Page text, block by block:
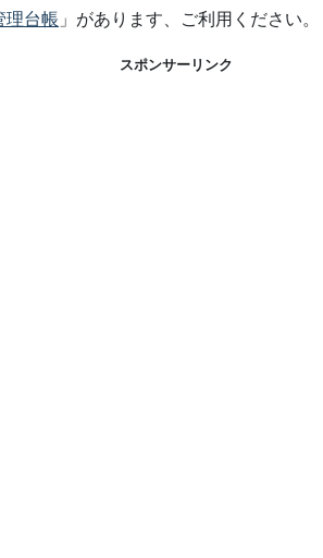
理台帳 」があります、ご利用ください。
スポンサーリンク